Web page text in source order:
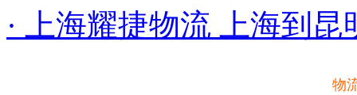
· 上海耀捷物流 上海到
物